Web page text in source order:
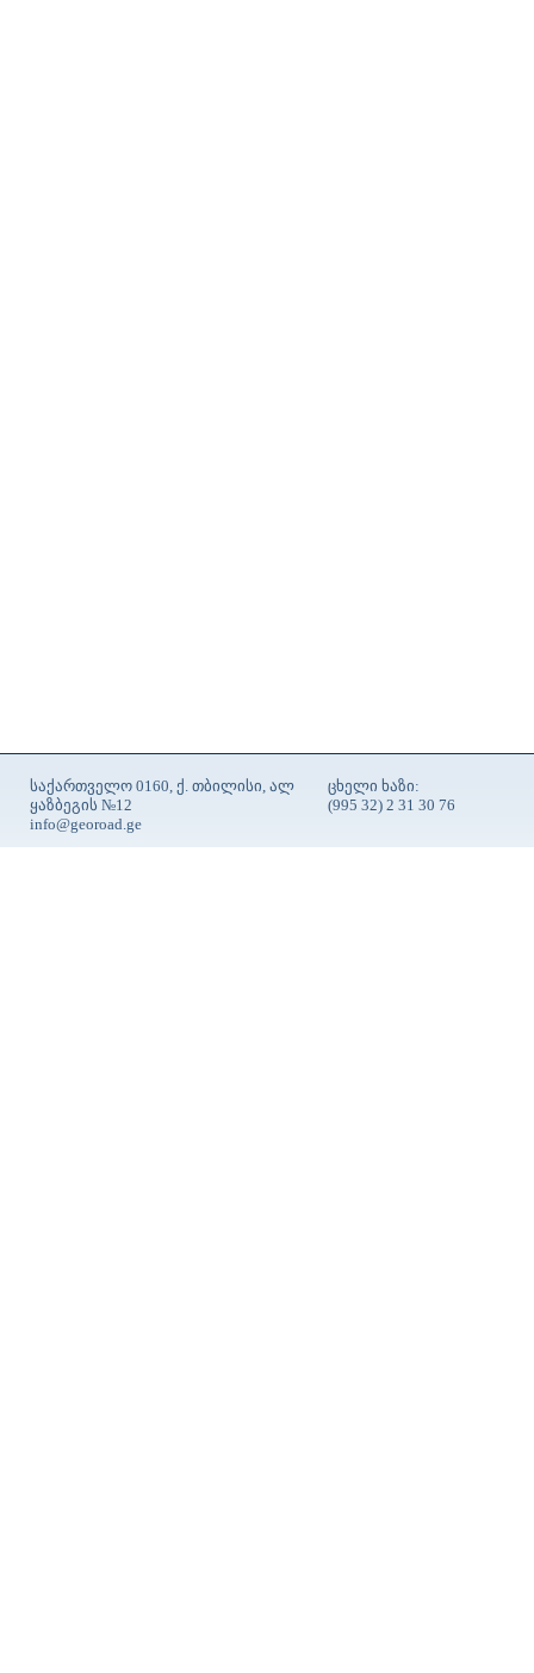
საქართველო 0160, ქ. თბილისი, ალ
ყაზბეგის №12
info@georoad.ge
ცხელი ხაზი:
(995 32) 2 31 30 76